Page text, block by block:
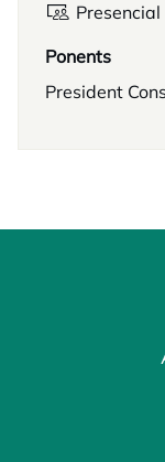
Presencial
Ponents
President